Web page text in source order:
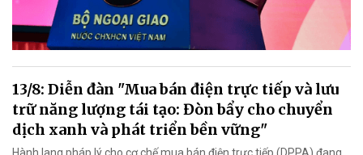
13/8: Diễn đàn "Mua bán điện trực tiếp và lưu
trữ năng lượng tái tạo: Đòn bẩy cho chuyển
dịch xanh và phát triển bền vững"